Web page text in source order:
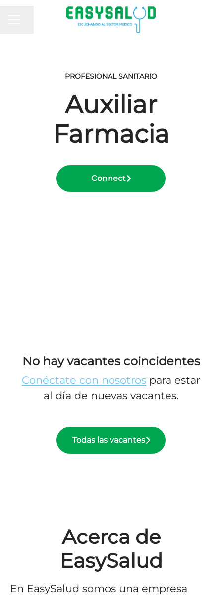
MENÚ DE EMPLEO
Compartir página
PROFESIONAL SANITARIO
Auxiliar
Farmacia
Connect
No hay vacantes coincidentes
Conéctate con nosotros para estar
al día de nuevas vacantes.
Todas las vacantes
Acerca de
EasySalud
En EasySalud somos una empresa